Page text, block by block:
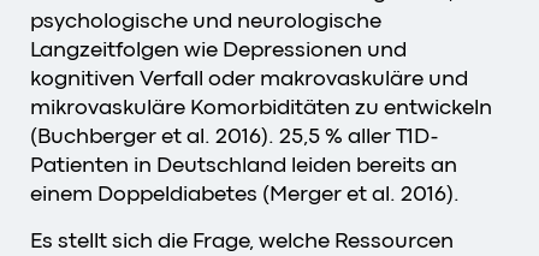
psychologische und neurologische
Langzeitfolgen wie Depressionen und
kognitiven Verfall oder makrovaskuläre und
mikrovaskuläre Komorbiditäten zu entwickeln
(Buchberger et al. 2016). 25,5 % aller T1D-
Patienten in Deutschland leiden bereits an
einem Doppeldiabetes (Merger et al. 2016).
Es stellt sich die Frage, welche Ressourcen